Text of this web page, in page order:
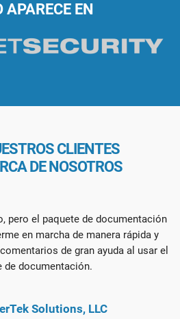
APARECE EN
CLIENTES
DE NOSOTROS
pero el paquete de documentación
en marcha de manera rápida y
de gran ayuda al usar el
de documentación.
Solutions, LLC